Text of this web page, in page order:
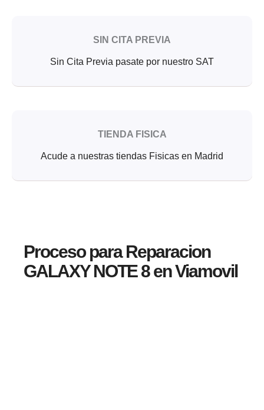
SIN CITA PREVIA
Sin Cita Previa pasate por nuestro SAT
TIENDA FISICA
Acude a nuestras tiendas Fisicas en Madrid
Proceso para Reparacion
GALAXY NOTE 8 en Viamovil